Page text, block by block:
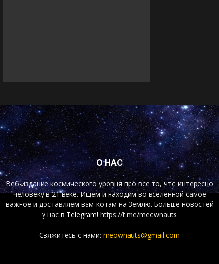
О НАС
Веб-издание космического уровня про все то, что интересно
человеку в 21 веке. Ищем и находим во вселенной самое
важное и доставляем вам-котам на Землю. Больше новостей
у нас в Telegram! https://t.me/meownauts
Свяжитесь с нами: meownauts@gmail.com